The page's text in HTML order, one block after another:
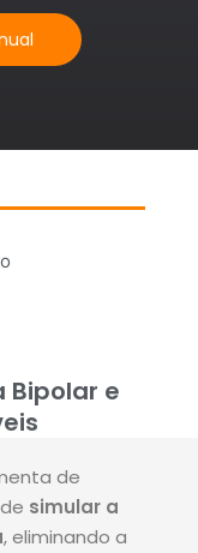
Bipolar e
de
simular a
, eliminando a